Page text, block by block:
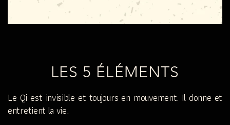
LES 5 ÉLÉMENTS
Le Qi est invisible et toujours en mouvement. Il donne et
entretient la vie.